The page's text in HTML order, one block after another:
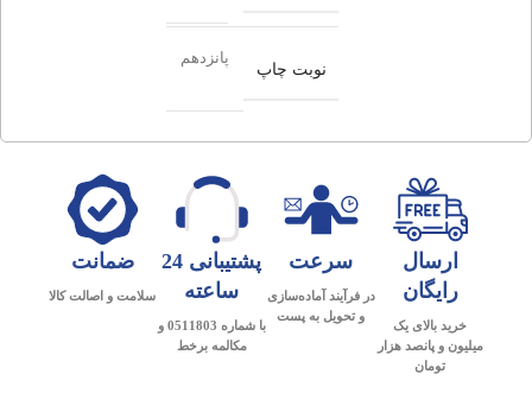
نوبت چاپ
پانزدهم
ارسال
رایگان
خرید بالای یک
میلیون و پانصد هزار
تومان
سرعت
در فرآیند آماده‌سازی
و تحویل به پست
پشتیبانی 24
ساعته
با شماره 0511803 و
مکالمه برخط
ضمانت
سلامت و اصالت کالا